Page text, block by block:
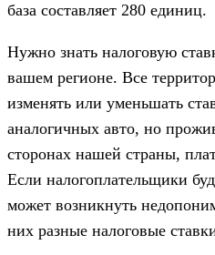
база составляет 280 единиц.
Нужно знать налоговую
вашем регионе. Все
изменять или уменьшать
аналогичных авто, но
сторонах нашей страны,
Если налогоплательщики
может возникнуть
них разные налоговые